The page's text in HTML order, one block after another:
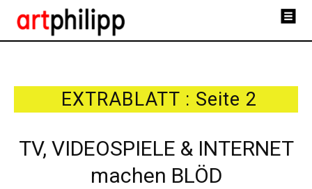
EXTRABLATT : Seite 2
TV, VIDEOSPIELE & INTERNET
machen BLÖD